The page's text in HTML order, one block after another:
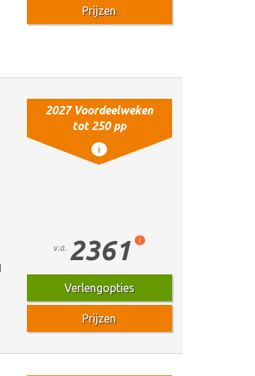
Prijzen
2027 Voordeelweken
tot 250 pp
i
v.a. 2361 i
Verlengopties
Prijzen